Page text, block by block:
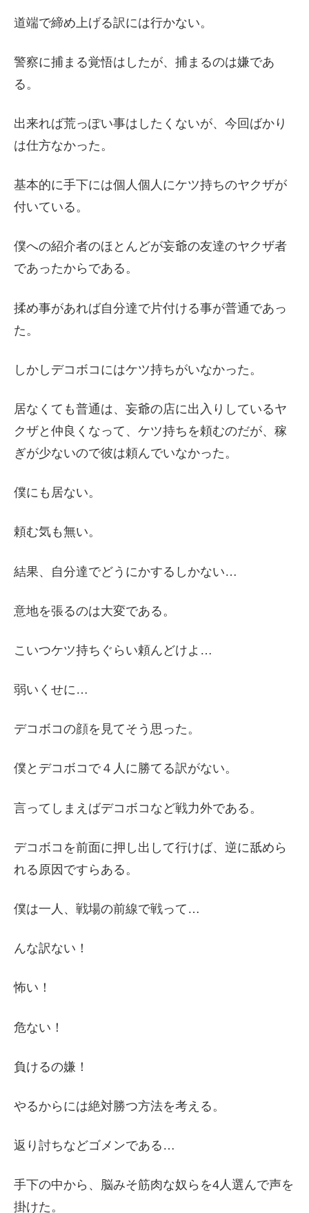
道端で締め上げる訳には行かない。
警察に捕まる覚悟はしたが、捕まるのは嫌であ
る。
出来れば荒っぽい事はしたくないが、今回ばかり
は仕方なかった。
基本的に手下には個人個人にケツ持ちのヤクザが
付いている。
僕への紹介者のほとんどが妄爺の友達のヤクザ者
であったからである。
揉め事があれば自分達で片付ける事が普通であっ
た。
しかしデコボコにはケツ持ちがいなかった。
居なくても普通は、妄爺の店に出入りしているヤ
クザと仲良くなって、ケツ持ちを頼むのだが、稼
ぎが少ないので彼は頼んでいなかった。
僕にも居ない。
頼む気も無い。
結果、自分達でどうにかするしかない…
意地を張るのは大変である。
こいつケツ持ちぐらい頼んどけよ…
弱いくせに…
デコボコの顔を見てそう思った。
僕とデコボコで４人に勝てる訳がない。
言ってしまえばデコボコなど戦力外である。
デコボコを前面に押し出して行けば、逆に舐めら
れる原因ですらある。
僕は一人、戦場の前線で戦って…
んな訳ない！
怖い！
危ない！
負けるの嫌！
やるからには絶対勝つ方法を考える。
返り討ちなどゴメンである…
手下の中から、脳みそ筋肉な奴らを4人選んで声を
掛けた。